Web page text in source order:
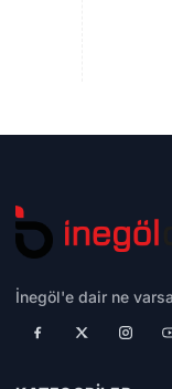
İnegöl'e dair ne